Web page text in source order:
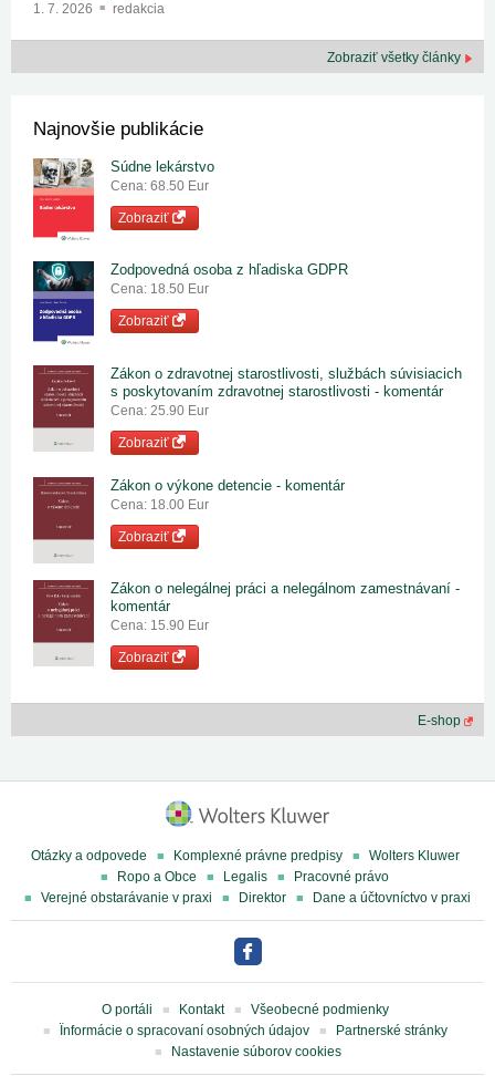
1. 7. 2026 redakcia
Zobraziť všetky články
Najnovšie publikácie
Súdne lekárstvo
Cena: 68.50 Eur
Zobraziť
Zodpovedná osoba z hľadiska GDPR
Cena: 18.50 Eur
Zobraziť
Zákon o zdravotnej starostlivosti, službách súvisiacich
s poskytovaním zdravotnej starostlivosti - komentár
Cena: 25.90 Eur
Zobraziť
Zákon o výkone detencie - komentár
Cena: 18.00 Eur
Zobraziť
Zákon o nelegálnej práci a nelegálnom zamestnávaní -
komentár
Cena: 15.90 Eur
Zobraziť
E-shop
Otázky a odpovede Komplexné právne predpisy
Wolters Kluwer
Ropo a Obce
Legalis
Pracovné právo
Verejné obstarávanie v praxi
Direktor Dane a účtovníctvo v praxi
O portáli Kontakt
Všeobecné podmienky
Ïnformácie o spracovaní osobných údajov
Partnerské stránky
Nastavenie súborov cookies